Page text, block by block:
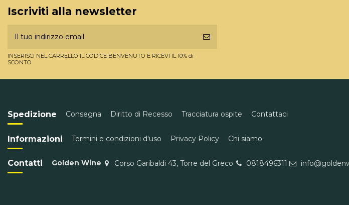
Iscriviti alla newsletter
INSERISCI NEL CARRELLO IL CODICE BENVENUTO E RICEVI IL 10% di
SCONTO
Spedizione Consegna Diritto di Recesso Tracciatura ospite Contattaci
Informazioni Termini e condizioni d'uso Privacy Policy Chi siamo
Contatti Golden Wine Corso Garibaldi 43, Torre del Greco 0818496311